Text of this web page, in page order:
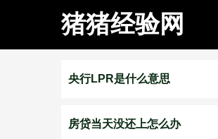
猪猪经验网
央行LPR是什么意思
房贷当天没还上怎么办